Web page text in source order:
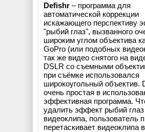
Defishr – программа для
автоматической коррекции
искажающего перспективу
"рыбий глаз", вызванного
широким углом объектива
GoPro (или подобных
так же видео снятого на
DSLR со съемными
при съёмке использовался
широкоугольный объектив.
очень простая в
эффективная программа.
удалить эффект рыбий глаз
видеоклипа, пользователь
перетаскивает видеоклипа в